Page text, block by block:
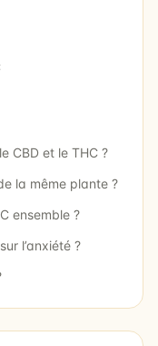
CBD et le THC ?
la même plante ?
ensemble ?
l’anxiété ?